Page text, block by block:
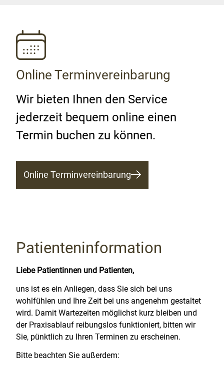
Online Terminvereinbarung
Wir bieten Ihnen den Service
jederzeit bequem online einen
Termin buchen zu können.
Online Terminvereinbarung
Patienteninformation
Liebe Patientinnen und Patienten,
uns ist es ein Anliegen, dass Sie sich bei uns
wohlfühlen und Ihre Zeit bei uns angenehm gestaltet
wird. Damit Wartezeiten möglichst kurz bleiben und
der Praxisablauf reibungslos funktioniert, bitten wir
Sie, pünktlich zu Ihren Terminen zu erscheinen.
Bitte beachten Sie außerdem: